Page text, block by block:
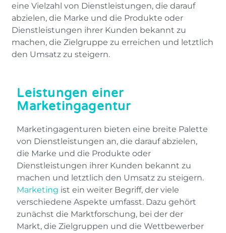
eine Vielzahl von Dienstleistungen, die darauf
abzielen, die Marke und die Produkte oder
Dienstleistungen ihrer Kunden bekannt zu
machen, die Zielgruppe zu erreichen und letztlich
den Umsatz zu steigern.
Leistungen einer
Marketingagentur
Marketingagenturen bieten eine breite Palette
von Dienstleistungen an, die darauf abzielen,
die Marke und die Produkte oder
Dienstleistungen ihrer Kunden bekannt zu
machen und letztlich den Umsatz zu steigern.
Marketing ist ein weiter Begriff, der viele
verschiedene Aspekte umfasst. Dazu gehört
zunächst die Marktforschung, bei der der
Markt, die Zielgruppen und die Wettbewerber